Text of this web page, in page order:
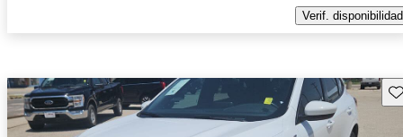
Verif. disponibilidad